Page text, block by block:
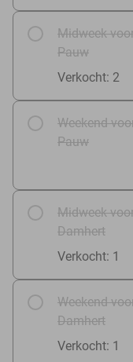
Midweek
Pauw
Verkocht: 2
Weekend
Pauw
Midweek
Damhert
Verkocht: 1
Weekend
Damhert
Verkocht: 1